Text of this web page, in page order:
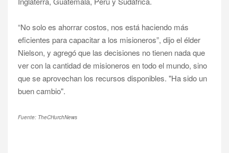
“No solo es ahorrar costos, nos está haciendo más
eficientes para capacitar a los misioneros”, dijo el élder
Nielson, y agregó que las decisiones no tienen nada que
ver con la cantidad de misioneros en todo el mundo, sino
que se aprovechan los recursos disponibles. "Ha sido un
buen cambio".
Fuente: TheCHurchNews